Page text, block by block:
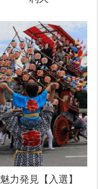
魅力発見【入選】